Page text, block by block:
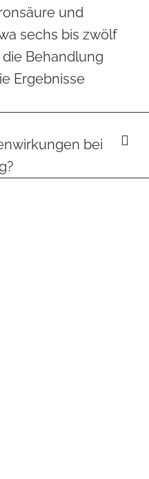
und
sechs bis zwölf
Behandlung
Ergebnisse
bei